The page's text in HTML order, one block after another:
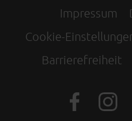
Impressum
Cookie-
Barrierefreiheit